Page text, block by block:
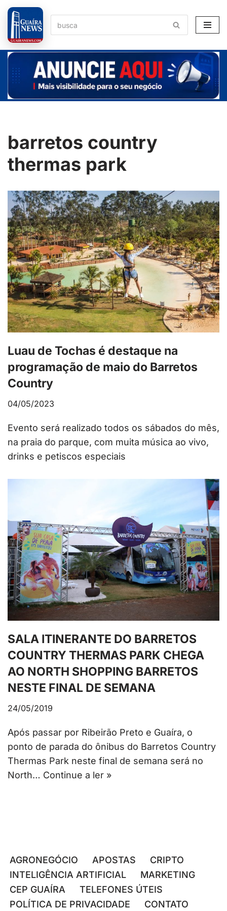
Pular
para
o
conteúdo
barretos country
thermas park
Luau de Tochas é destaque na
programação de maio do Barretos
Country
04/05/2023
Evento será realizado todos os sábados do mês,
na praia do parque, com muita música ao vivo,
drinks e petiscos especiais
SALA ITINERANTE DO BARRETOS
COUNTRY THERMAS PARK CHEGA
AO NORTH SHOPPING BARRETOS
NESTE FINAL DE SEMANA
24/05/2019
Após passar por Ribeirão Preto e Guaíra, o
ponto de parada do ônibus do Barretos Country
Thermas Park neste final de semana será no
North… Continue a ler »
AGRONEGÓCIO APOSTAS
CRIPTO
INTELIGÊNCIA ARTIFICIAL
MARKETING
CEP GUAÍRA
TELEFONES ÚTEIS
POLÍTICA DE PRIVACIDADE
CONTATO